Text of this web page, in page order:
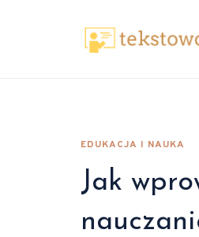
EDUKACJA I NAUKA
Jak